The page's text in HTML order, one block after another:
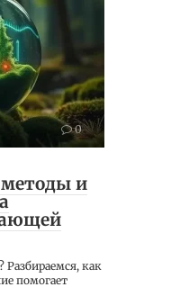
0
методы и
Разбираемся, как
помогает